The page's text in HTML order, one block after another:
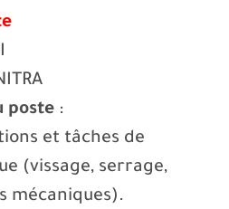
poste :
et tâches de
(vissage, serrage,
mécaniques).